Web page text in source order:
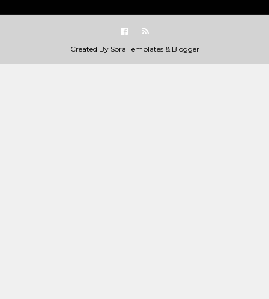
Created By Sora Templates& Blogger